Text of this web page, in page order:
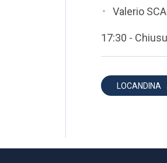
Valerio
17:30 -
LOCANDINA